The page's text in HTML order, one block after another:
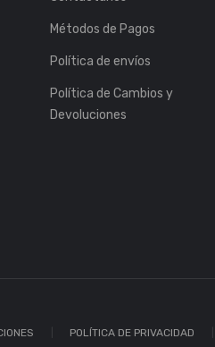
Métodos de Pagos
Política de envíos
Política de Cambios y
Devoluciones
POLÍTICA DE PRIVACIDAD